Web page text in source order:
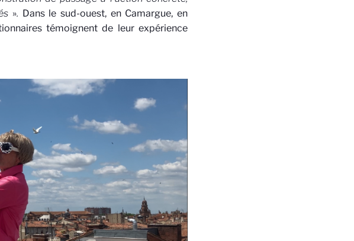
». Dans le sud-ouest, en Camargue, en
témoignent de leur expérience